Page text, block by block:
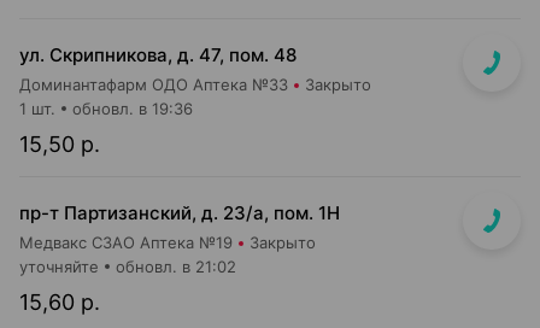
ул. Скрипникова, д. 47, пом. 48
Доминантафарм ОДО Аптека №33 Закрыто
15,50 р.
1 шт. обновл. в 19:36
пр-т Партизанский, д. 23/а, пом. 1Н
Медвакс СЗАО Аптека №19 Закрыто
15,60 р.
уточняйте обновл. в 21:02